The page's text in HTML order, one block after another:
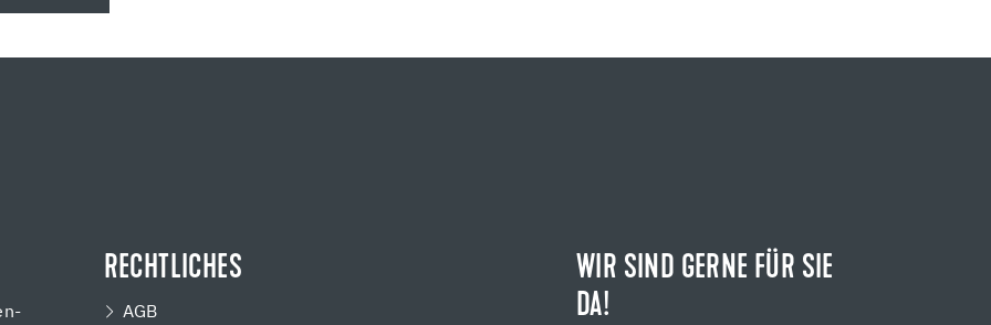
RECHTLICHES
AGB
WIR SIND GERNE FÜR SIE
DA!